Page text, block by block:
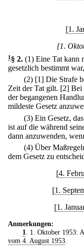
[1.
[1.
1 § 2. (1) Eine Tat kann
gesetzlich bestimmt
(2) [1] Die Strafe
Zeit der Tat gilt. [2] Bei
der begangenen
mildeste Gesetz
(3) Ein Gesetz,
ist auf die während
dann anzuwenden,
(4) Über
dem Gesetz zu
[4.
[1.
[1.
Anmerkungen:
1
. 1. Oktober 1953:
vom 4. August 1953